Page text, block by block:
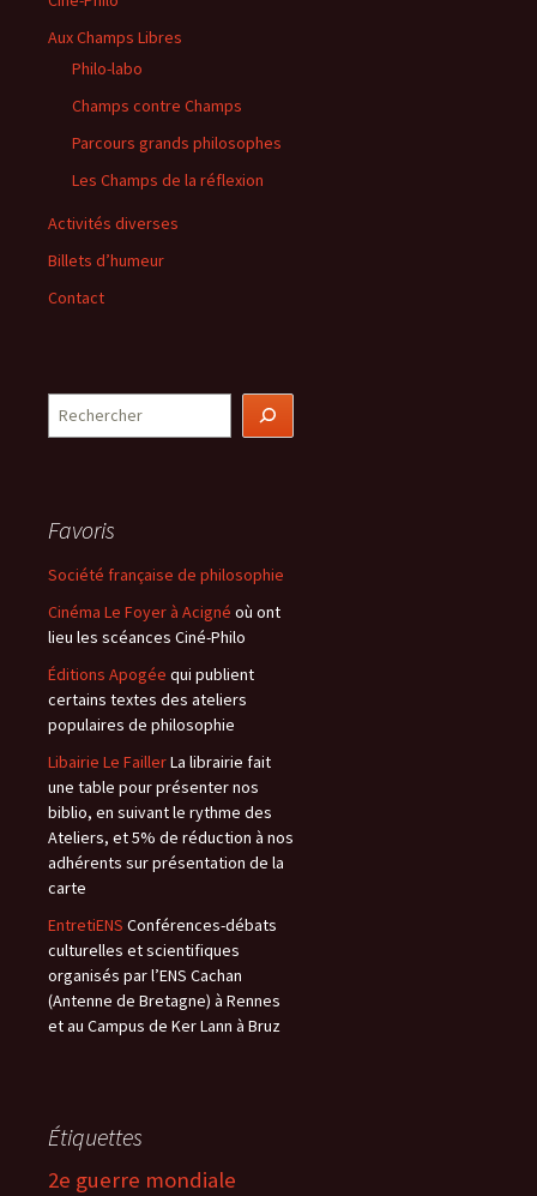
Aux Champs Libres
Philo-labo
Champs contre Champs
Parcours grands philosophes
Les Champs de la réflexion
Activités diverses
Billets d’humeur
Contact
Rechercher
Favoris
Société française de philosophie
Cinéma Le Foyer à Acigné où ont
lieu les scéances Ciné-Philo
Éditions Apogée qui publient
certains textes des ateliers
populaires de philosophie
Libairie Le FaillerLa librairie fait
une table pour présenter nos
biblio, en suivant le rythme des
Ateliers, et 5% de réduction à nos
adhérents sur présentation de la
carte
EntretiENS Conférences-débats
culturelles et scientifiques
organisés par l’ENS Cachan
(Antenne de Bretagne) à Rennes
et au Campus de Ker Lann à Bruz
Étiquettes
2e guerre mondiale